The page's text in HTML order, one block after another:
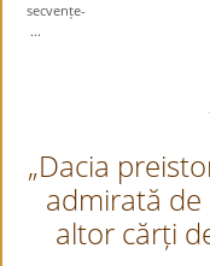
...
„Dacia
admirată
altor cărți